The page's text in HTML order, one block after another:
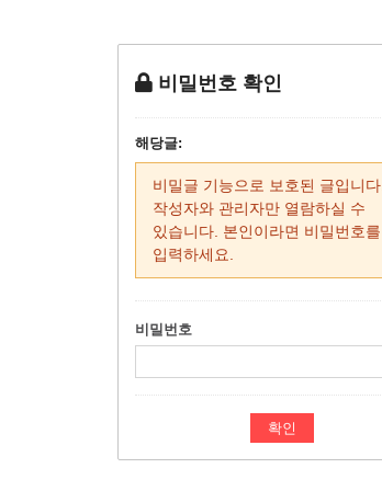
비밀번호 확인
해당글:
비밀글 기능으로 보호된 글입니다.
작성자와 관리자만 열람하실 수
있습니다. 본인이라면 비밀번호를
입력하세요.
비밀번호